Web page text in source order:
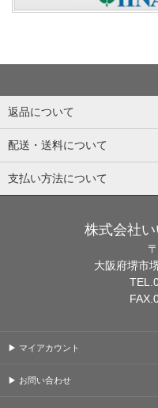
返品について
配送・送料について
支払い方法について
株式会社
大阪府堺市
▶ マイアカウント
▶ お問い合わせ